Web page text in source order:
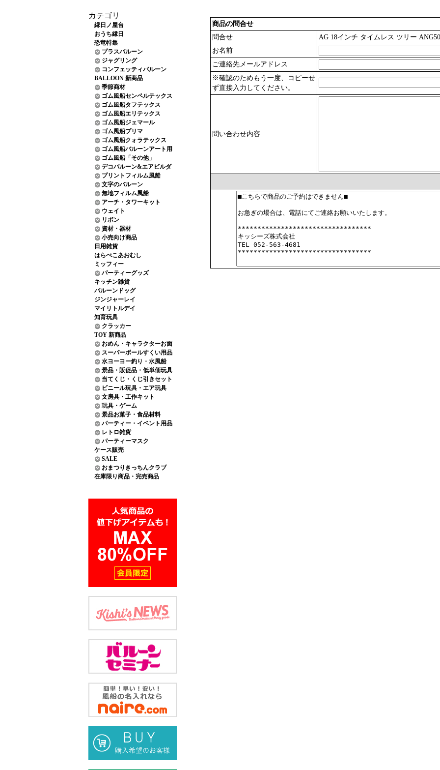
カテゴリ
縁日ノ屋台
おうち縁日
恐竜特集
プラスバルーン
ジャグリング
コンフェッティバルーン
BALLOON 新商品
季節商材
ゴム風船センペルテックス
ゴム風船タフテックス
ゴム風船エリテックス
ゴム風船ジェマール
ゴム風船プリマ
ゴム風船クォラテックス
ゴム風船バルーンアート用
ゴム風船「その他」
デコバルーン&エアビルダ
プリントフィルム風船
文字のバルーン
無地フィルム風船
アーチ・タワーキット
ウェイト
リボン
資材・器材
小売向け商品
日用雑貨
はらぺこあおむし
ミッフィー
パーティーグッズ
キッチン雑貨
バルーンドッグ
ジンジャーレイ
マイリトルデイ
知育玩具
クラッカー
TOY 新商品
おめん・キャラクターお面
スーパーボールすくい用品
水ヨーヨー釣り・水風船
景品・販促品・低単価玩具
当てくじ・くじ引きセット
ビニール玩具・エア玩具
文房具・工作キット
玩具・ゲーム
景品お菓子・食品材料
パーティー・イベント用品
レトロ雑貨
パーティーマスク
ケース販売
SALE
おまつりきっちんクラブ
在庫限り商品・完売商品
商品の問合せ
問合せ
AG 18インチ タイムレス ツリー
お名前
ご連絡先メールアドレス
※確認のためもう一度、コピーせ
ず直接入力してください。
問い合わせ内容